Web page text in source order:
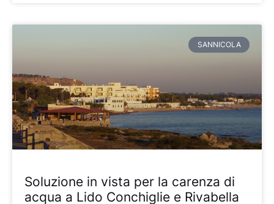
SANNICOLA
Soluzione in vista per la carenza di
acqua a Lido Conchiglie e Rivabella